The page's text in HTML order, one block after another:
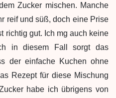
Zucker mischen. Manche
reif und süß, doch eine Prise
richtig gut. Ich mg auch keine
in diesem Fall sorgt das
der einfache Kuchen ohne
Rezept für diese Mischung
habe ich übrigens von